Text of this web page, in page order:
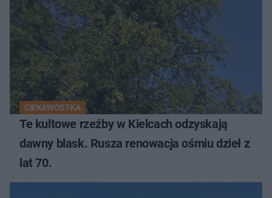
CIEKAWOSTKA
Te kultowe rzeźby w Kielcach odzyskają
dawny blask. Rusza renowacja ośmiu dzieł z
lat 70.